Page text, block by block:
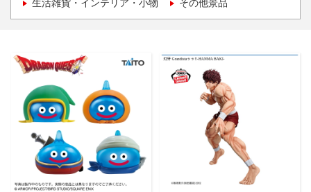
生活雑貨・インテリア・小物 その他景品